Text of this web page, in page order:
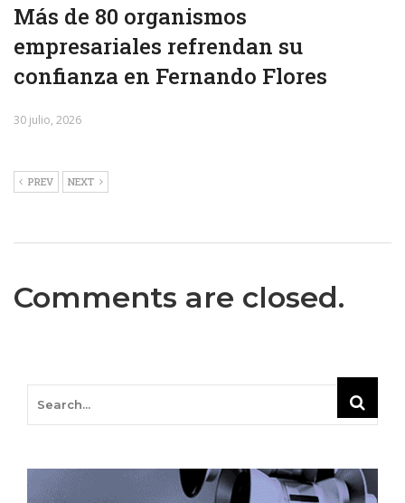
Más de 80 organismos
empresariales refrendan su
confianza en Fernando Flores
30 julio, 2026
PREV NEXT
Comments are closed.